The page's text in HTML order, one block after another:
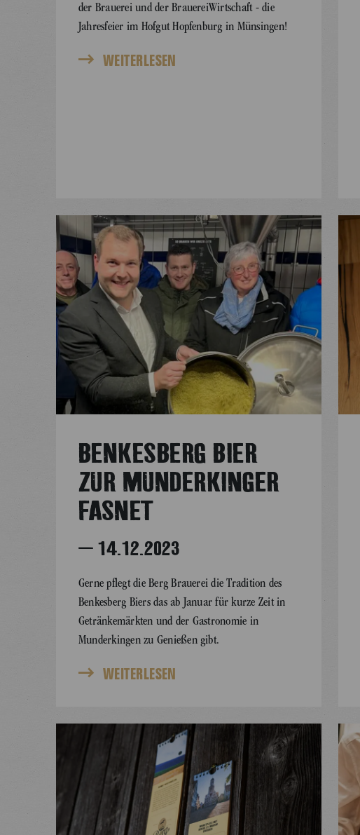
der Brauerei und der BrauereiWirtschaft - die
Jahresfeier im Hofgut Hopfenburg in Münsingen!
WEITERLESEN
BENKESBERG BIER
ZUR MUNDERKINGER
FASNET
– 14.12.2023
Gerne pflegt die Berg Brauerei die Tradition des
Benkesberg Biers das ab Januar für kurze Zeit in
Getränkemärkten und der Gastronomie in
Munderkingen zu Genießen gibt.
WEITERLESEN